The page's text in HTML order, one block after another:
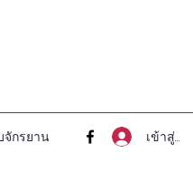
จักรยาน เข้าสู่ระ